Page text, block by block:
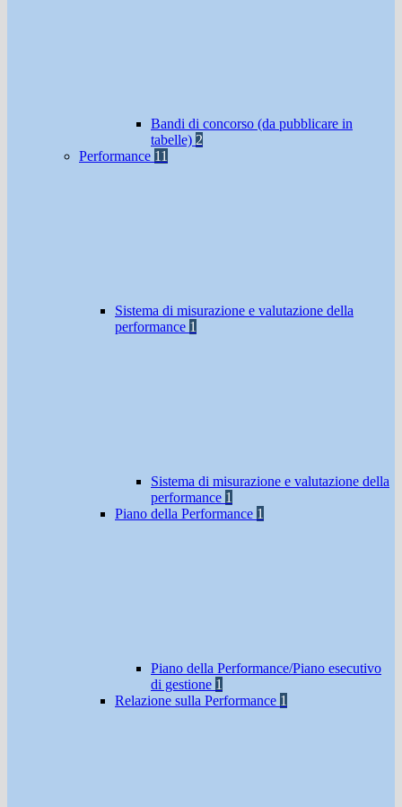
Bandi di concorso (da pubblicare in
tabelle) 2
Performance 11
Sistema di misurazione e valutazione della
performance 1
Sistema di misurazione e valutazione della
performance 1
Piano della Performance 1
Piano della Performance/Piano esecutivo
di gestione 1
Relazione sulla Performance 1